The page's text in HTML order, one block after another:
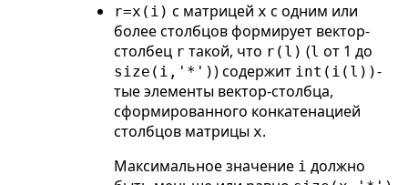
r=x(i) с матрицей x с одним или
более столбцов формирует вектор-
столбец r такой, что r(l) (l от 1 до
size(i,'*')) содержит int(i(l))-
тые элементы вектор-столбца,
сформированного конкатенацией
столбцов матрицы x.
Максимальное значение i должно